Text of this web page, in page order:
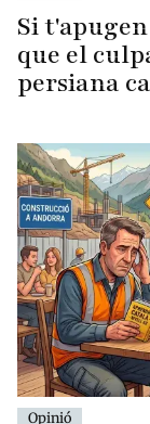
Si
que el
persiana
Opinió